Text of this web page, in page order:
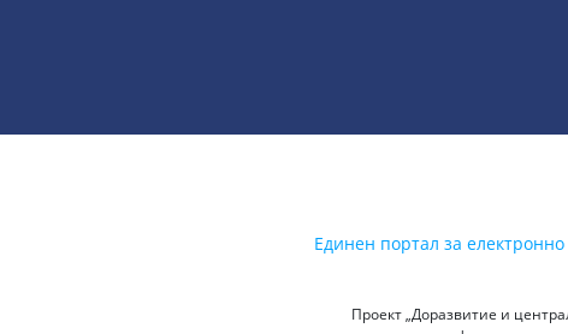
Единен портал за
Проект „Доразвитие и